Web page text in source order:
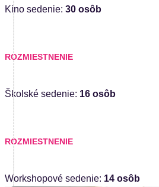
Kino sedenie: 30 osôb
ROZMIESTNENIE
Školské sedenie: 16 osôb
ROZMIESTNENIE
Workshopové sedenie: 14 osôb